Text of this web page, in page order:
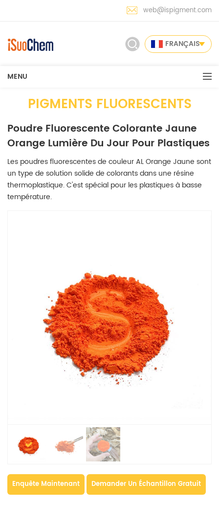
web@ispigment.com
FRANÇAIS
MENU
PIGMENTS FLUORESCENTS
Poudre Fluorescente Colorante Jaune
Orange Lumière Du Jour Pour Plastiques
Les poudres fluorescentes de couleur AL Orange Jaune sont
un type de solution solide de colorants dans une résine
thermoplastique. C'est spécial pour les plastiques à basse
température.
Enquête Maintenant Demander Un Échantillon Gratuit